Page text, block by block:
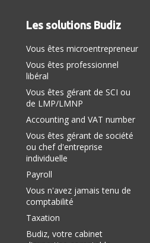
Les solutions Budiz
Vous êtes microentrepreneur
Vous êtes professionnel
libéral
Vous êtes gérant de SCI ou
de LMP/LMNP
Accounting and VAT number
Vous êtes gérant de société
ou chef d'entreprise
individuelle
Payroll
Vous n'avez jamais tenu de
comptabilité
Taxation
Budiz, votre cabinet